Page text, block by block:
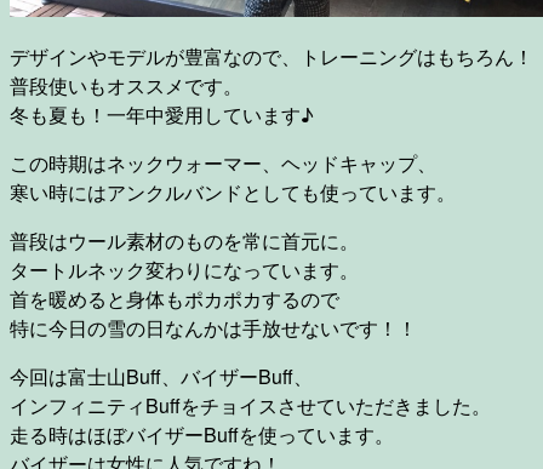
デザインやモデルが豊富なので、トレーニングはもちろん！
普段使いもオススメです。
冬も夏も！一年中愛用しています♪
この時期はネックウォーマー、ヘッドキャップ、
寒い時にはアンクルバンドとしても使っています。
普段はウール素材のものを常に首元に。
タートルネック変わりになっています。
首を暖めると身体もポカポカするので
特に今日の雪の日なんかは手放せないです！！
今回は富士山Buff、バイザーBuff、
インフィニティBuffをチョイスさせていただきました。
走る時はほぼバイザーBuffを使っています。